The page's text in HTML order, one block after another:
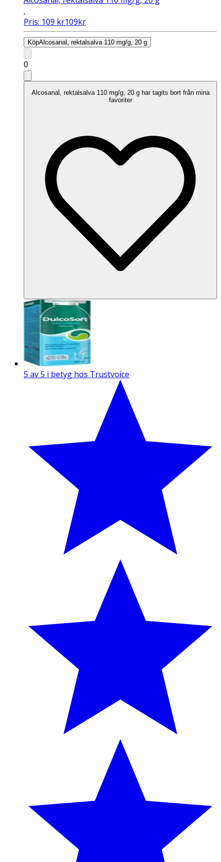
.
Pris: 109 kr109kr
KöpAlcosanal, rektalsalva 110 mg/g, 20 g
0
Alcosanal, rektalsalva 110 mg/g, 20 g har tagits bort från mina
favoriter
5 av 5 i betyg hos Trustvoice